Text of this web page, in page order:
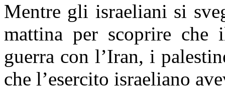
Mentre gli israeliani si
mattina per scoprire che
guerra con l’Iran, i
che l’esercito israeliano